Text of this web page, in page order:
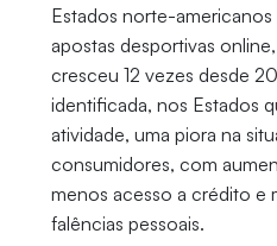
Estados norte-americanos
apostas desportivas
cresceu 12 vezes desde
identificada, nos Estados
atividade, uma piora na
consumidores, com
menos acesso a crédito e
falências pessoais.